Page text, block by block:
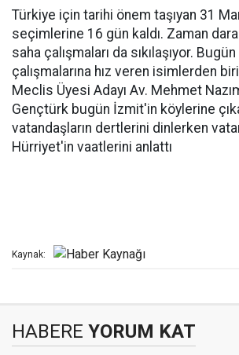
Türkiye için tarihi önem taşıyan 31
seçimlerine 16 gün kaldı. Zaman
saha çalışmaları da sıkılaşıyor.
çalışmalarına hız veren isimlerden
Meclis Üyesi Adayı Av. Mehmet
Gençtürk bugün İzmit'in köylerine
vatandaşların dertlerini dinlerken
Hürriyet'in vaatlerini anlattı
Kaynak:
HABERE YORUM KAT